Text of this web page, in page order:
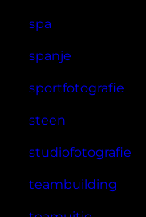
spa
spanje
sportfotografie
steen
studiofotografie
teambuilding